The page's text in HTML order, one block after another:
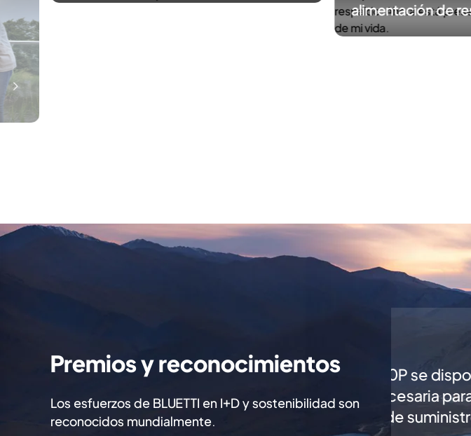
alimentación de
está presente en
Premios y reconocimientos
Los esfuerzos de BLUETTI en I+D y sostenibilidad son
reconocidos mundialmente.
AC200P se dispone de
eléctrica necesaria para no
un corte de suministro o al
El éxito de la marca
minimalista: Bluetti
investigación y